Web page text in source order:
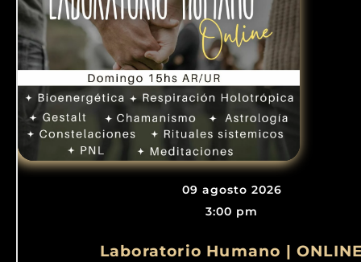
09 agosto 2026
3:00 pm
Laboratorio Humano |